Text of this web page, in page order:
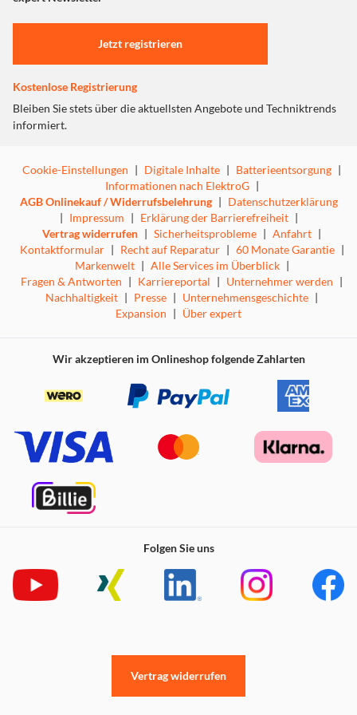
Einstellungen anpassen
Jetzt registrieren
Kostenlose Registrierung
Bleiben Sie stets über die aktuellsten Angebote und Techniktrends
informiert.
Cookie-Einstellungen | Digitale Inhalte | Batterieentsorgung |
Informationen nach ElektroG |
AGB Onlinekauf / Widerrufsbelehrung | Datenschutzerklärung
| Impressum | Erklärung der Barrierefreiheit |
Vertrag widerrufen | Sicherheitsprobleme | Anfahrt |
Kontaktformular | Recht auf Reparatur | 60 Monate Garantie |
Markenwelt | Alle Services im Überblick |
Fragen & Antworten | Karriereportal | Unternehmer werden |
Nachhaltigkeit | Presse | Unternehmensgeschichte |
Expansion | Über expert
Wir akzeptieren im Onlineshop folgende Zahlarten
Folgen Sie uns
Vertrag widerrufen